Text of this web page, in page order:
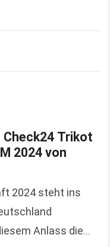
Trikot
2024 von
2024 steht ins
Anlass die